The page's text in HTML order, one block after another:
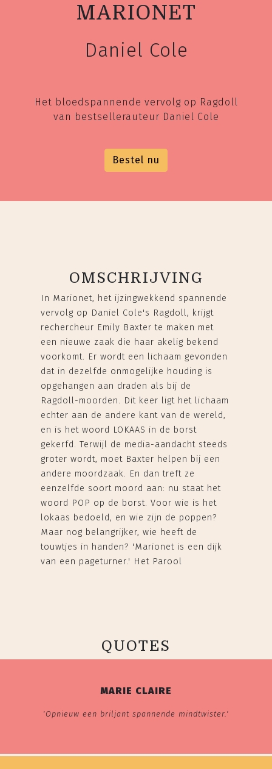
MARIONET
Daniel Cole
Het bloedspannende vervolg op Ragdoll
van bestsellerauteur Daniel Cole
Bestel nu
OMSCHRIJVING
In Marionet, het ijzingwekkend spannende
vervolg op Daniel Cole's Ragdoll, krijgt
rechercheur Emily Baxter te maken met
een nieuwe zaak die haar akelig bekend
voorkomt. Er wordt een lichaam gevonden
dat in dezelfde onmogelijke houding is
opgehangen aan draden als bij de
Ragdoll-moorden. Dit keer ligt het lichaam
echter aan de andere kant van de wereld,
en is het woord LOKAAS in de borst
gekerfd. Terwijl de media-aandacht steeds
groter wordt, moet Baxter helpen bij een
andere moordzaak. En dan treft ze
eenzelfde soort moord aan: nu staat het
woord POP op de borst. Voor wie is het
lokaas bedoeld, en wie zijn de poppen?
Maar nog belangrijker, wie heeft de
touwtjes in handen? 'Marionet is een dijk
van een pageturner.' Het Parool
QUOTES
MARIE CLAIRE
'Opnieuw een briljant spannende mindtwister.'